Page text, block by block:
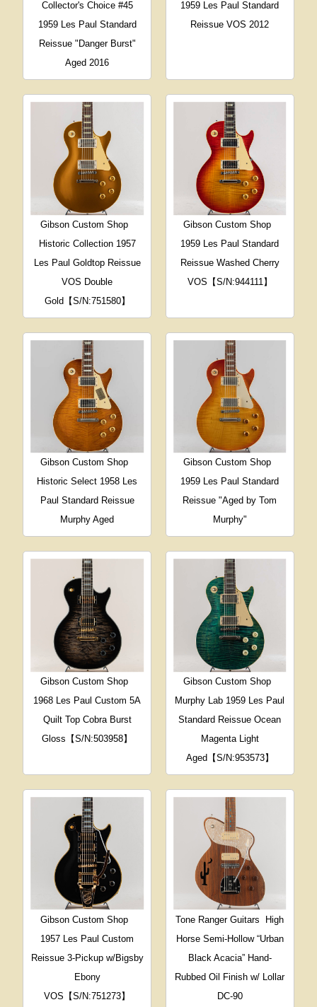
Collector's Choice #45
1959 Les Paul Standard
Reissue "Danger Burst"
Aged 2016
1959 Les Paul Standard
Reissue VOS 2012
Gibson Custom Shop
Historic Collection 1957
Les Paul Goldtop Reissue
VOS Double
Gold【S/N:751580】
Gibson Custom Shop
1959 Les Paul Standard
Reissue Washed Cherry
VOS【S/N:944111】
Gibson Custom Shop
Historic Select 1958 Les
Paul Standard Reissue
Murphy Aged
Gibson Custom Shop
1959 Les Paul Standard
Reissue "Aged by Tom
Murphy"
Gibson Custom Shop
1968 Les Paul Custom 5A
Quilt Top Cobra Burst
Gloss【S/N:503958】
Gibson Custom Shop
Murphy Lab 1959 Les Paul
Standard Reissue Ocean
Magenta Light
Aged【S/N:953573】
Gibson Custom Shop
1957 Les Paul Custom
Reissue 3-Pickup w/Bigsby
Ebony
VOS【S/N:751273】
Tone Ranger Guitars
High
Horse Semi-Hollow “Urban
Black Acacia” Hand-
Rubbed Oil Finish w/ Lollar
DC-90